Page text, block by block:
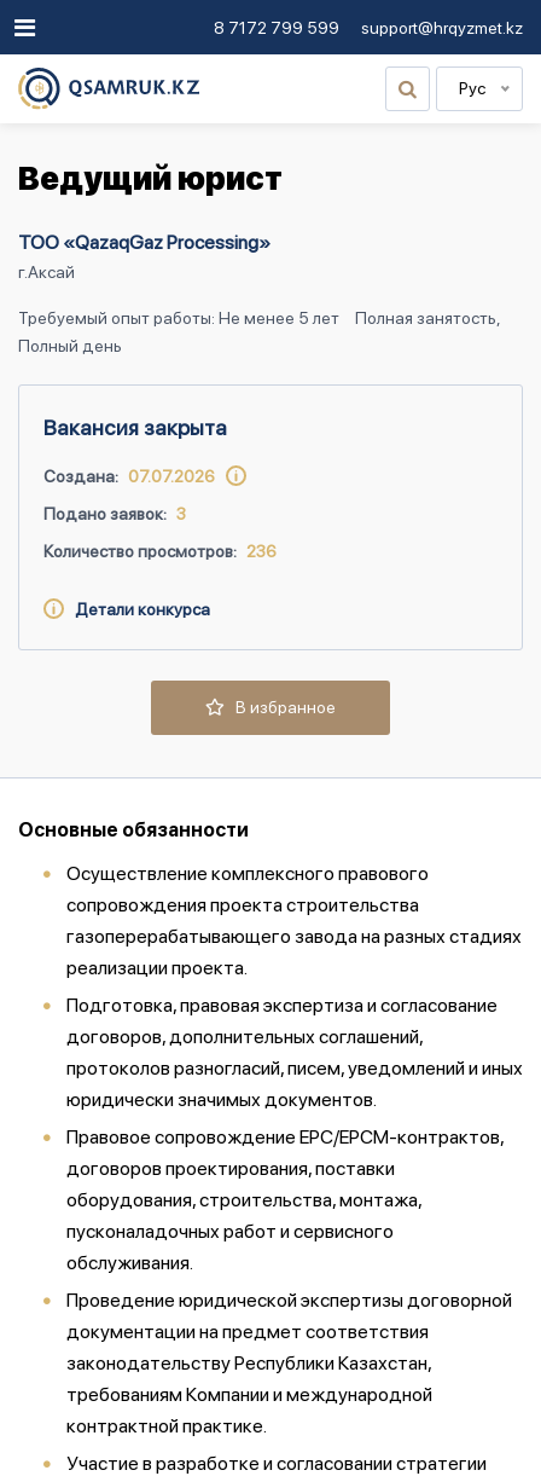
8 7172 799 599 support@hrqyzmet.kz
Рус
Ведущий юрист
ТОО «QazaqGaz Processing»
г.Аксай
Требуемый опыт работы: Не менее 5 лет
Полная занятость,
Полный день
Вакансия закрыта
Создана: 07.07.2026
Подано заявок: 3
Количество просмотров: 236
Детали конкурса
В избранное
Основные обязанности
Осуществление комплексного правового
сопровождения проекта строительства
газоперерабатывающего завода на разных стадиях
реализации проекта.
Подготовка, правовая экспертиза и согласование
договоров, дополнительных соглашений,
протоколов разногласий, писем, уведомлений и иных
юридически значимых документов.
Правовое сопровождение EPC/EPCM-контрактов,
договоров проектирования, поставки
оборудования, строительства, монтажа,
пусконаладочных работ и сервисного
обслуживания.
Проведение юридической экспертизы договорной
документации на предмет соответствия
законодательству Республики Казахстан,
требованиям Компании и международной
контрактной практике.
Участие в разработке и согласовании стратегии